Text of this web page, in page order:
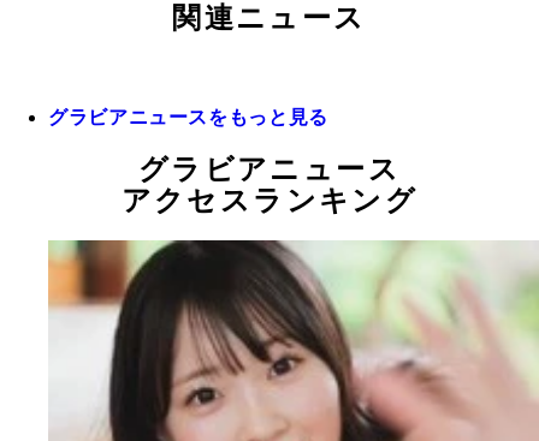
関連ニュース
グラビアニュースをもっと見る
グラビアニュース
アクセスランキング